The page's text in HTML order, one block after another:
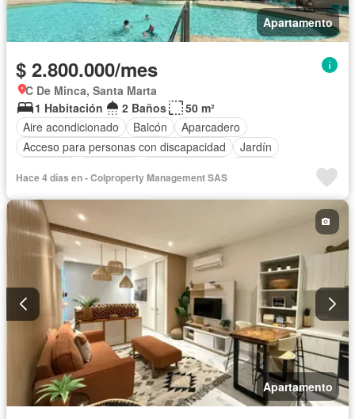
Apartamento
$ 2.800.000/mes
C De Minca, Santa Marta
1 Habitación
2 Baños
50 m²
Aire acondicionado
Balcón
Aparcadero
Acceso para personas con discapacidad
Jardín
Ascensor
Gas natural
Vista panorámica
Seguridad privada
Hace 4 días en - Colproperty Management SAS
Apartamento